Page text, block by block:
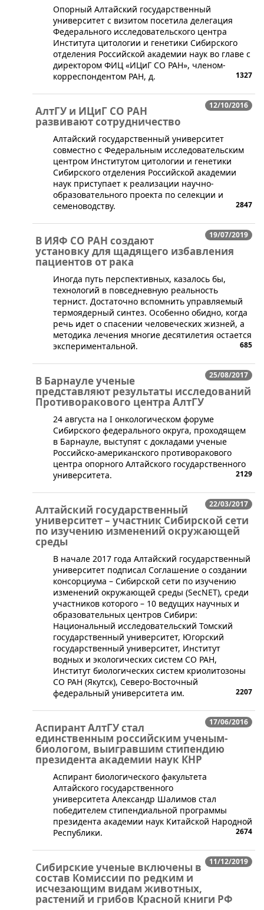
Опорный Алтайский государственный
университет с визитом посетила делегация
Федерального исследовательского центра
Института цитологии и генетики Сибирского
отделения Российской академии наук во главе с
директором ФИЦ «ИЦиГ СО РАН», членом-
корреспондентом РАН, д.
1327
12/10/2016
АлтГУ и ИЦиГ СО РАН
развивают сотрудничество
​Алтайский государственный университет
совместно с Федеральным исследовательским
центром Институтом цитологии и генетики
Сибирского отделения Российской академии
наук приступает к реализации научно-
образовательного проекта по селекции и
семеноводству.
2847
19/07/2019
В ИЯФ СО РАН создают
установку для щадящего избавления
пациентов от рака
Иногда путь перспективных, казалось бы,
технологий в повседневную реальность
тернист. Достаточно вспомнить управляемый
термоядерный синтез. Особенно обидно, когда
речь идет о спасении человеческих жизней, а
методика лечения многие десятилетия остается
экспериментальной.
685
25/08/2017
В Барнауле ученые
представляют результаты исследований
Противоракового центра АлтГУ
24 августа на I онкологическом форуме
Сибирского федерального округа, проходящем
в Барнауле, выступят с докладами ученые
Российско-американского противоракового
центра опорного Алтайского государственного
университета.
2129
22/03/2017
Алтайский государственный
университет – участник Сибирской сети
по изучению изменений окружающей
среды
В начале 2017 года Алтайский государственный
университет подписал Соглашение о создании
консорциума – Сибирской сети по изучению
изменений окружающей среды (SecNET), среди
участников которого – 10 ведущих научных и
образовательных центров Сибири:
Национальный исследовательский Томский
государственный университет, Югорский
государственный университет, Институт
водных и экологических систем СО РАН,
Институт биологических систем криолитозоны
СО РАН (Якутск), Северо-Восточный
федеральный университета им.
2207
17/06/2016
Аспирант АлтГУ стал
единственным российским ученым-
биологом, выигравшим стипендию
президента академии наук КНР
​Аспирант биологического факультета
Алтайского государственного
университета Александр Шалимов стал
победителем стипендиальной программы
президента академии наук Китайской Народной
Республики.
2674
11/12/2019
Сибирские ученые включены в
состав Комиссии по редким и
исчезающим видам животных,
растений и грибов Красной книги РФ